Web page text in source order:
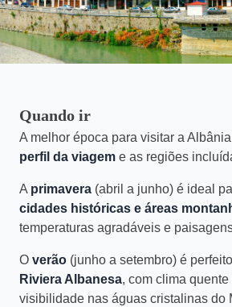
Quando ir
A melhor época para visitar a Albânia
perfil da viagem e as regiões
A primavera (abril a junho) é ideal
cidades históricas e áreas
temperaturas agradáveis e
O verão (junho a setembro) é
Riviera Albanesa, com clima
visibilidade nas águas cristalinas do